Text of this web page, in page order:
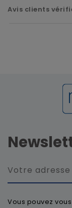
Avis clients
Vous pouvez